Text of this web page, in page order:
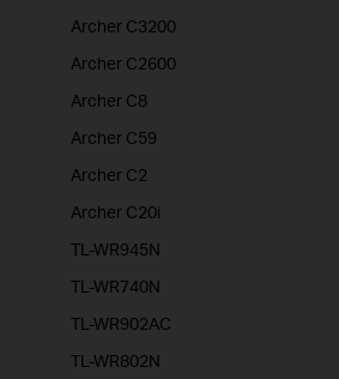
Archer C3200
Archer C2600
Archer C8
Archer C59
Archer C2
Archer C20i
TL-WR945N
TL-WR740N
TL-WR902AC
TL-WR802N